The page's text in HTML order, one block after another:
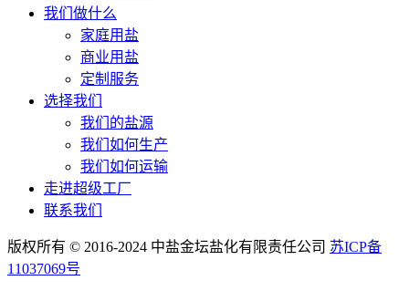
我们做什么
家庭用盐
商业用盐
定制服务
选择我们
我们的盐源
我们如何生产
我们如何运输
走进超级工厂
联系我们
版权所有 © 2016-2024 中盐金坛盐化有限责任公司 苏ICP备
11037069号